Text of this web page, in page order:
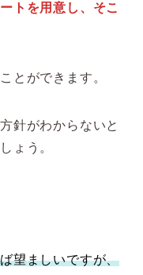
トを用意し、そこ
とができます。
針がわからないと
ょう。
望ましいですが、